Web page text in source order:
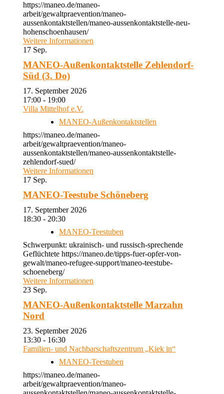
https://maneo.de/maneo-
arbeit/gewaltpraevention/maneo-
aussenkontaktstellen/maneo-aussenkontaktstelle-neu-
hohenschoenhausen/
Weitere Informationen
17 Sep.
MANEO-Außenkontaktstelle Zehlendorf-
Süd (3. Do)
17. September 2026
17:00 - 19:00
Villa Mittelhof e.V.
MANEO-Außenkontaktstellen
https://maneo.de/maneo-
arbeit/gewaltpraevention/maneo-
aussenkontaktstellen/maneo-aussenkontaktstelle-
zehlendorf-sued/
Weitere Informationen
17 Sep.
MANEO-Teestube Schöneberg
17. September 2026
18:30 - 20:30
MANEO-Teestuben
Schwerpunkt: ukrainisch- und russisch-sprechende
Geflüchtete https://maneo.de/tipps-fuer-opfer-von-
gewalt/maneo-refugee-support/maneo-teestube-
schoeneberg/
Weitere Informationen
23 Sep.
MANEO-Außenkontaktstelle Marzahn
Nord
23. September 2026
13:30 - 16:30
Familien- und Nachbarschaftszentrum „Kiek in“
MANEO-Teestuben
https://maneo.de/maneo-
arbeit/gewaltpraevention/maneo-